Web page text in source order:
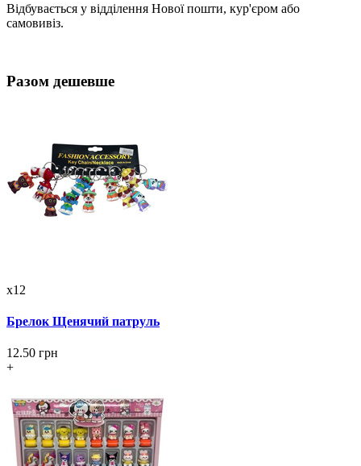
Відбувається у відділення Нової пошти, кур'єром або
самовивіз.
Разом дешевше
x12
Брелок Щенячий патруль
12.50 грн
+